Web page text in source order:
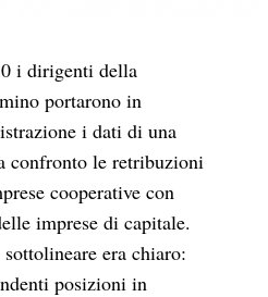
i dirigenti della
portarono in
i dati di una
confronto le retribuzioni
cooperative con
imprese di capitale.
era chiaro:
posizioni in